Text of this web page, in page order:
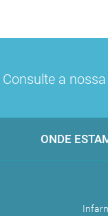
Consulte a
ONDE